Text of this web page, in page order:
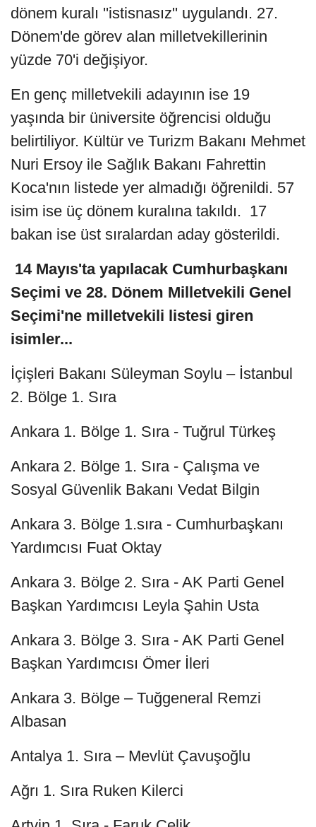
dönem kuralı ''istisnasız'' uygulandı. 27.
Dönem'de görev alan milletvekillerinin
yüzde 70'i değişiyor.
En genç milletvekili adayının ise 19
yaşında bir üniversite öğrencisi olduğu
belirtiliyor. Kültür ve Turizm Bakanı Mehmet
Nuri Ersoy ile Sağlık Bakanı Fahrettin
Koca'nın listede yer almadığı öğrenildi. 57
isim ise üç dönem kuralına takıldı. 17
bakan ise üst sıralardan aday gösterildi.
14 Mayıs'ta yapılacak Cumhurbaşkanı
Seçimi ve 28. Dönem Milletvekili Genel
Seçimi'ne milletvekili listesi giren
isimler...
İçişleri Bakanı Süleyman Soylu – İstanbul
2. Bölge 1. Sıra
Ankara 1. Bölge 1. Sıra - Tuğrul Türkeş
Ankara 2. Bölge 1. Sıra - Çalışma ve
Sosyal Güvenlik Bakanı Vedat Bilgin
Ankara 3. Bölge 1.sıra - Cumhurbaşkanı
Yardımcısı Fuat Oktay
Ankara 3. Bölge 2. Sıra - AK Parti Genel
Başkan Yardımcısı Leyla Şahin Usta
Ankara 3. Bölge 3. Sıra - AK Parti Genel
Başkan Yardımcısı Ömer İleri
Ankara 3. Bölge – Tuğgeneral Remzi
Albasan
Antalya 1. Sıra – Mevlüt Çavuşoğlu
Ağrı 1. Sıra Ruken Kilerci